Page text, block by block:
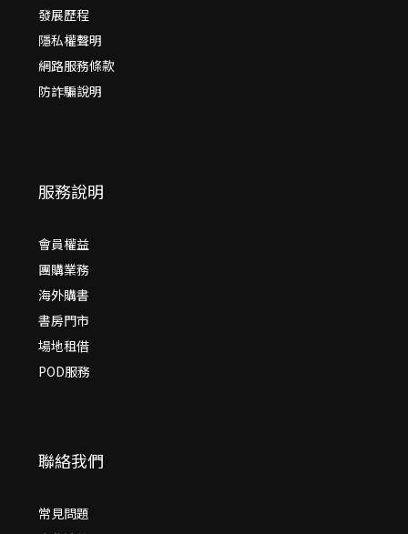
發展歷程
隱私權聲明
網路服務條款
防詐騙說明
服務說明
會員權益
團購業務
海外購書
書房門市
場地租借
POD服務
聯絡我們
常見問題